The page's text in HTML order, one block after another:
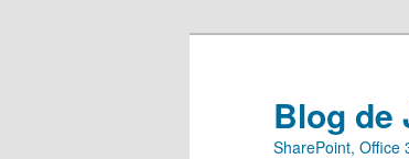
Blog de
SharePoint,